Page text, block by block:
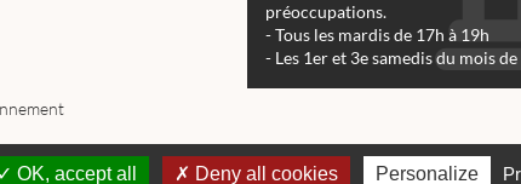
préoccupations.
- Tous les mardis de 17h à 19h
- Les 1er et 3e samedis du mois
© tous droits réservés Mairie de Réalmont 2024 - Conception & Réalisation
OK, accept all Deny all cookies Personalize